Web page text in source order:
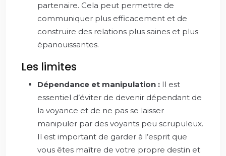
partenaire. Cela peut permettre de
communiquer plus efficacement et de
construire des relations plus saines et plus
épanouissantes.
Les limites
Dépendance et manipulation : Il est
essentiel d’éviter de devenir dépendant de
la voyance et de ne pas se laisser
manipuler par des voyants peu scrupuleux.
Il est important de garder à l’esprit que
vous êtes maître de votre propre destin et